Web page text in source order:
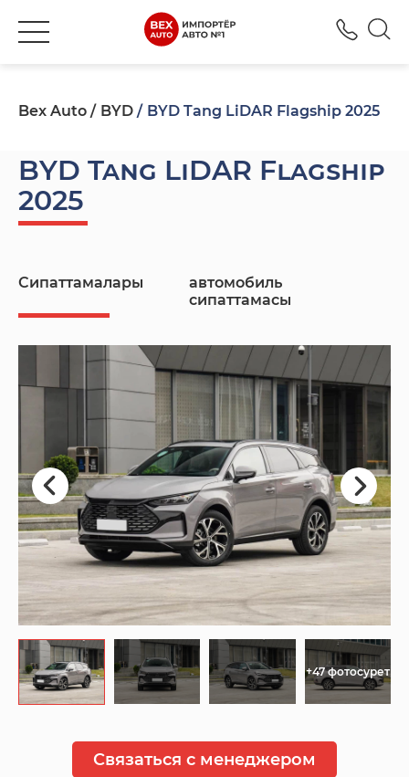
Bex Auto BYD BYD Tang LiDAR Flagship 2025
BYD Tang LiDAR Flagship
2025
Сипаттамалары
автомобиль
сипаттамасы
+47 фотосурет
Связаться с менеджером